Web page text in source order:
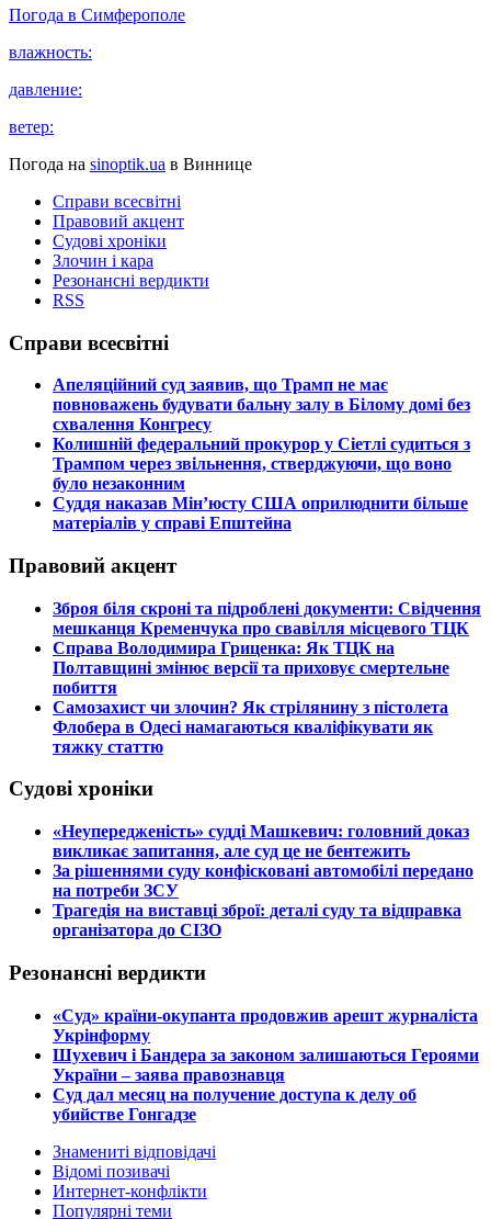
Погода в Симферополе
влажность:
давление:
ветер:
Погода на sinoptik.ua в Виннице
Справи всесвітні
Правовий акцент
Судові хроніки
Злочин і кара
Резонансні вердикти
RSS
Справи всесвітні
​Апеляційний суд заявив, що Трамп не має
повноважень будувати бальну залу в Білому домі без
схвалення Конгресу
​Колишній федеральний прокурор у Сіетлі судиться з
Трампом через звільнення, стверджуючи, що воно
було незаконним
​Суддя наказав Мін’юсту США оприлюднити більше
матеріалів у справі Епштейна
Правовий акцент
​Зброя біля скроні та підроблені документи: Свідчення
мешканця Кременчука про свавілля місцевого ТЦК
​Справа Володимира Гриценка: Як ТЦК на
Полтавщині змінює версії та приховує смертельне
побиття
​Самозахист чи злочин? Як стрілянину з пістолета
Флобера в Одесі намагаються кваліфікувати як
тяжку статтю
Судові хроніки
​«Неупередженість» судді Машкевич: головний доказ
викликає запитання, але суд це не бентежить
​За рішеннями суду конфісковані автомобілі передано
на потреби ЗСУ
​Трагедія на виставці зброї: деталі суду та відправка
організатора до СІЗО
Резонансні вердикти
​«Суд» країни-окупанта продовжив арешт журналіста
Укрінформу
Шухевич і Бандера за законом залишаються Героями
України – заява правознавця
Суд дал месяц на получение доступа к делу об
убийстве Гонгадзе
Знамениті відповідачі
Відомі позивачі
Интернет-конфлікти
Популярні теми